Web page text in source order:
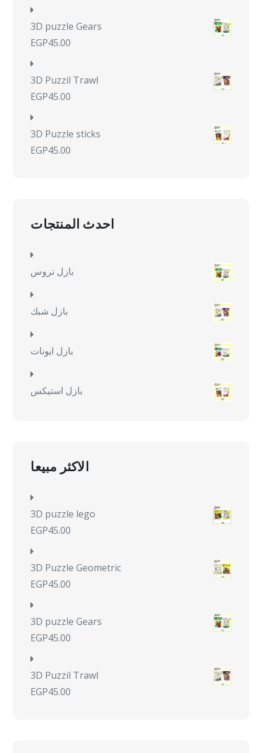
3D puzzle Gears
EGP45.00
3D Puzzil Trawl
EGP45.00
3D Puzzle sticks
EGP45.00
احدث المنتجات
بازل تروس
بازل شبك
بازل ايونات
بازل استيكس
الاكثر مبيعا
3D puzzle lego
EGP45.00
3D Puzzle Geometric
EGP45.00
3D puzzle Gears
EGP45.00
3D Puzzil Trawl
EGP45.00